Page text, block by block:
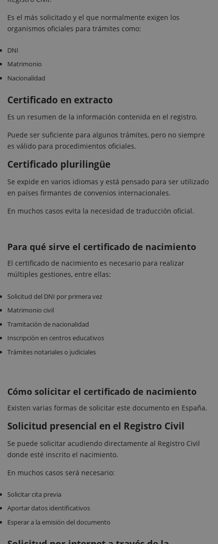
Es el más solicitado y el que normalmente exigen los
organismos oficiales para trámites como:
DNI
Matrimonio
Nacionalidad
Certificado en extracto
Es un resumen de la información contenida en el registro.
Puede ser suficiente para algunos trámites, pero no siempre
es válido para procedimientos oficiales.
Certificado plurilingüe
Se expide en varios idiomas y está pensado para ser utilizado
en países firmantes de convenios internacionales.
En muchos casos evita la necesidad de traducción oficial.
Para qué sirve el certificado de nacimiento
El certificado de nacimiento es necesario para realizar
múltiples gestiones, entre ellas:
Solicitud del DNI por primera vez
Matrimonio civil
Tramitación de nacionalidad
Inscripción en centros educativos
Trámites notariales o judiciales
Cómo solicitar el certificado de nacimiento
Existen varias formas de solicitar este documento en España.
Solicitud presencial en el Registro Civil
Se puede solicitar acudiendo directamente al Registro Civil
donde esté inscrito el nacimiento.
En muchos casos será necesario:
Solicitar cita previa
Aportar datos identificativos
Esperar a la emisión del documento